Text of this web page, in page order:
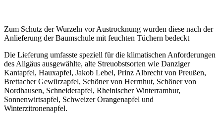
Zum Schutz der Wurzeln vor Austrocknung wurden diese nach der
Anlieferung der Baumschule mit feuchten Tüchern bedeckt
Die Lieferung umfasste speziell für die klimatischen Anforderungen
des Allgäus ausgewählte, alte Streuobstsorten wie Danziger
Kantapfel, Hauxapfel, Jakob Lebel, Prinz Albrecht von Preußen,
Brettacher Gewürzapfel, Schöner von Herrnhut, Schöner von
Nordhausen, Schneiderapfel, Rheinischer Winterrambur,
Sonnenwirtsapfel, Schweizer Orangenapfel und
Winterzitronenapfel.